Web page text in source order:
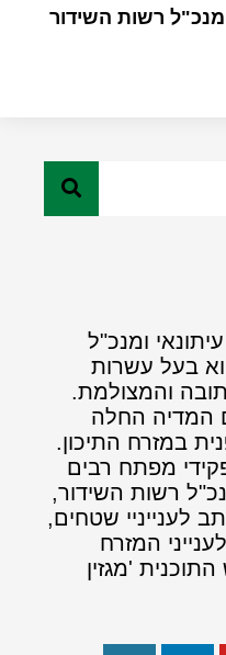
רשות השידור
ומנכ"ל
בעל עשרות
והמצולמת.
המדיה החלה
במזרח התיכון.
מפתח רבים
רשות השידור,
לענייניי שטחים,
המזרח
'מגזין